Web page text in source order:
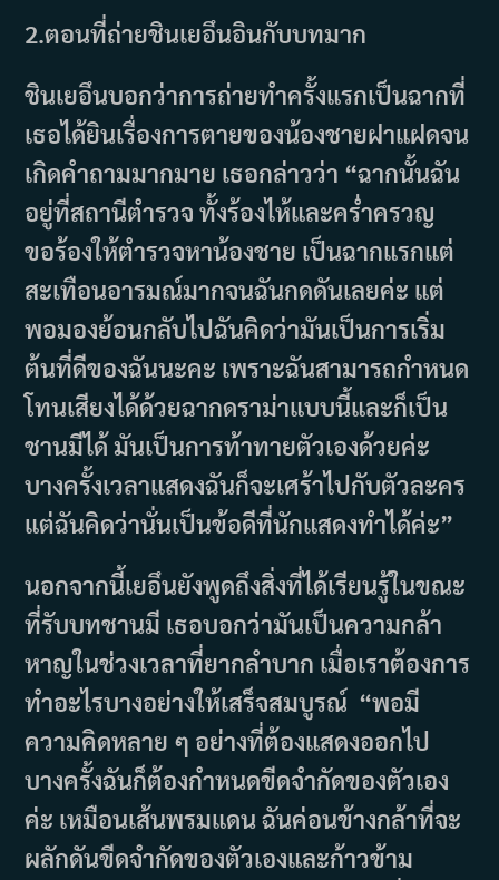
2.ตอนที่ถ่ายชินเยอึนอินกับบทมาก
ชินเยอึนบอกว่าการถ่ายทำครั้งแรกเป็นฉากที่
เธอได้ยินเรื่องการตายของน้องชายฝาแฝดจน
เกิดคำถามมากมาย เธอกล่าวว่า “ฉากนั้นฉัน
อยู่ที่สถานีตำรวจ ทั้งร้องไห้และคร่ำครวญ
ขอร้องให้ตำรวจหาน้องชาย เป็นฉากแรกแต่
สะเทือนอารมณ์มากจนฉันกดดันเลยค่ะ แต่
พอมองย้อนกลับไปฉันคิดว่ามันเป็นการเริ่ม
ต้นที่ดีของฉันนะคะ เพราะฉันสามารถกำหนด
โทนเสียงได้ด้วยฉากดราม่าแบบนี้และก็เป็น
ชานมีได้ มันเป็นการท้าทายตัวเองด้วยค่ะ
บางครั้งเวลาแสดงฉันก็จะเศร้าไปกับตัวละคร
แต่ฉันคิดว่านั่นเป็นข้อดีที่นักแสดงทำได้ค่ะ”
นอกจากนี้เยอึนยังพูดถึงสิ่งที่ได้เรียนรู้ในขณะ
ที่รับบทชานมี เธอบอกว่ามันเป็นความกล้า
หาญในช่วงเวลาที่ยากลำบาก เมื่อเราต้องการ
ทำอะไรบางอย่างให้เสร็จสมบูรณ์ “พอมี
ความคิดหลาย ๆ อย่างที่ต้องแสดงออกไป
บางครั้งฉันก็ต้องกำหนดขีดจำกัดของตัวเอง
ค่ะ เหมือนเส้นพรมแดน ฉันค่อนข้างกล้าที่จะ
ผลักดันขีดจำกัดของตัวเองและก้าวข้าม